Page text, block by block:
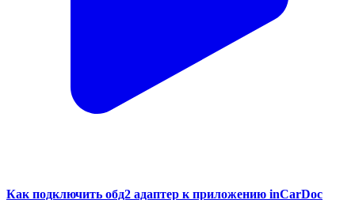
Как подключить обд2 адаптер к приложению inCarDoc